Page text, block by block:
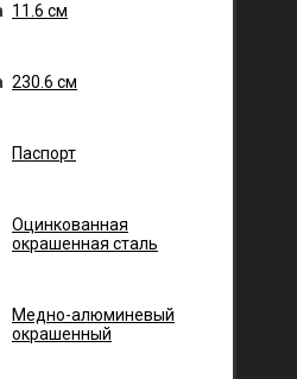
11.6 см
230.6 см
Паспорт
Оцинкованная
окрашенная сталь
Медно-алюминевый
окрашенный